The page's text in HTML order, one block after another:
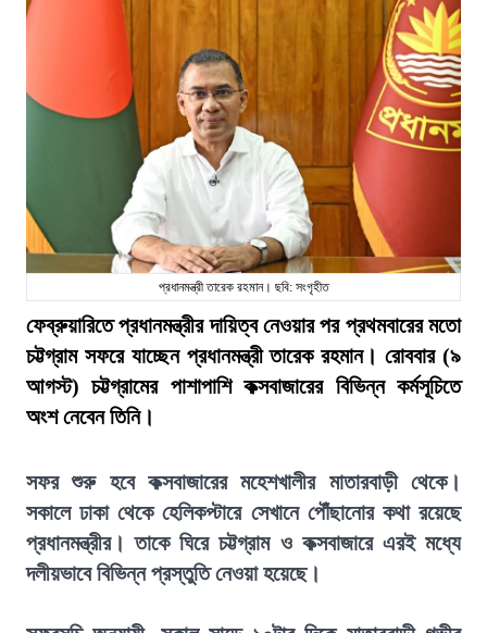
প্রধানমন্ত্রী তারেক রহমান। ছবি: সংগৃহীত
ফেব্রুয়ারিতে প্রধানমন্ত্রীর দায়িত্ব নেওয়ার পর প্রথমবারের মতো
চট্টগ্রাম সফরে যাচ্ছেন প্রধানমন্ত্রী তারেক রহমান। রোববার (৯
আগস্ট) চট্টগ্রামের পাশাপাশি কক্সবাজারের বিভিন্ন কর্মসূচিতে
অংশ নেবেন তিনি।
সফর শুরু হবে কক্সবাজারের মহেশখালীর মাতারবাড়ী থেকে।
সকালে ঢাকা থেকে হেলিকপ্টারে সেখানে পৌঁছানোর কথা রয়েছে
প্রধানমন্ত্রীর। তাকে ঘিরে চট্টগ্রাম ও কক্সবাজারে এরই মধ্যে
দলীয়ভাবে বিভিন্ন প্রস্তুতি নেওয়া হয়েছে।